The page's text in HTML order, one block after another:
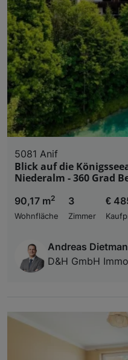
5081 Anif
Blick auf die
Niederalm - 360 Grad
90,17 m2
Wohnfläche
3
Zimmer
€
Andreas
D&H GmbH